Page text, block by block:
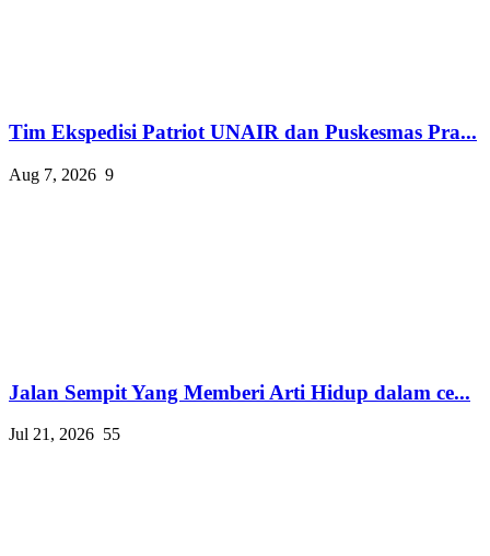
Tim Ekspedisi Patriot UNAIR dan Puskesmas Pra...
Aug 7, 2026 9
Jalan Sempit Yang Memberi Arti Hidup dalam ce...
Jul 21, 2026 55